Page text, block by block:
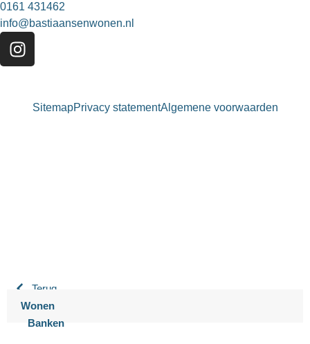
0161 431462
info@bastiaansenwonen.nl
SitemapPrivacy statementAlgemene voorwaarden
Terug
Wonen
Banken